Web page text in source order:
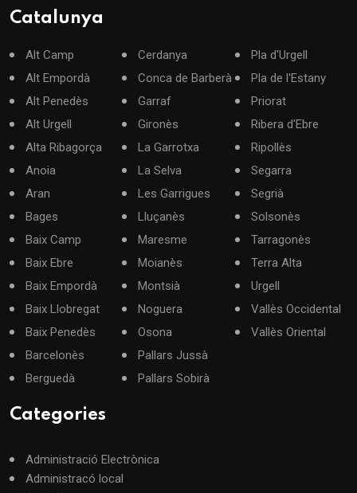
Catalunya
Alt Camp
Alt Empordà
Alt Penedès
Alt Urgell
Alta Ribagorça
Anoia
Aran
Bages
Baix Camp
Baix Ebre
Baix Empordà
Baix Llobregat
Baix Penedès
Barcelonès
Berguedà
Cerdanya
Conca de Barberà
Garraf
Gironès
La Garrotxa
La Selva
Les Garrigues
Lluçanès
Maresme
Moianès
Montsià
Noguera
Osona
Pallars Jussà
Pallars Sobirà
Pla d'Urgell
Pla de l'Estany
Priorat
Ribera d'Ebre
Ripollès
Segarra
Segrià
Solsonès
Tarragonès
Terra Alta
Urgell
Vallès Occidental
Vallès Oriental
Categories
Administració Electrònica
Administracó local